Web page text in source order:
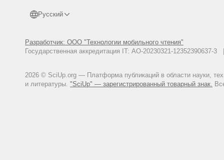
Русский
Разработчик: ООО "Технологии мобильного чтения"
Государственная аккредитация IT: АО-20230321-
2026 © SciUp.org — Платформа публикаций в области науки,
и литературы. "SciUp" — зарегистрированный товарный знак.